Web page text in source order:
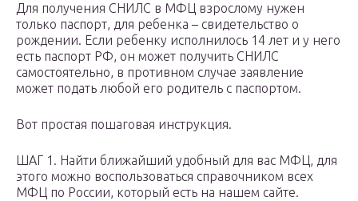
Для получения СНИЛС в МФЦ взрослому нужен
только паспорт, для ребенка – свидетельство о
рождении. Если ребенку исполнилось 14 лет и у него
есть паспорт РФ, он может получить СНИЛС
самостоятельно, в противном случае заявление
может подать любой его родитель с паспортом.
Вот простая пошаговая инструкция.
ШАГ 1. Найти ближайший удобный для вас МФЦ, для
этого можно воспользоваться справочником всех
МФЦ по России, который есть на нашем сайте.